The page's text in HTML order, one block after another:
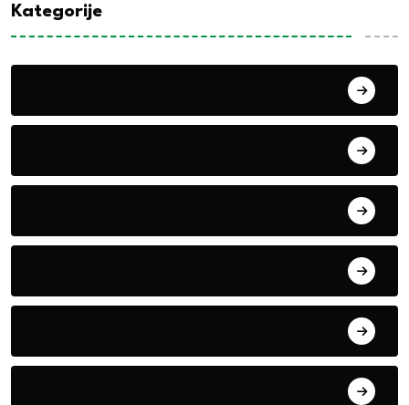
Kategorije